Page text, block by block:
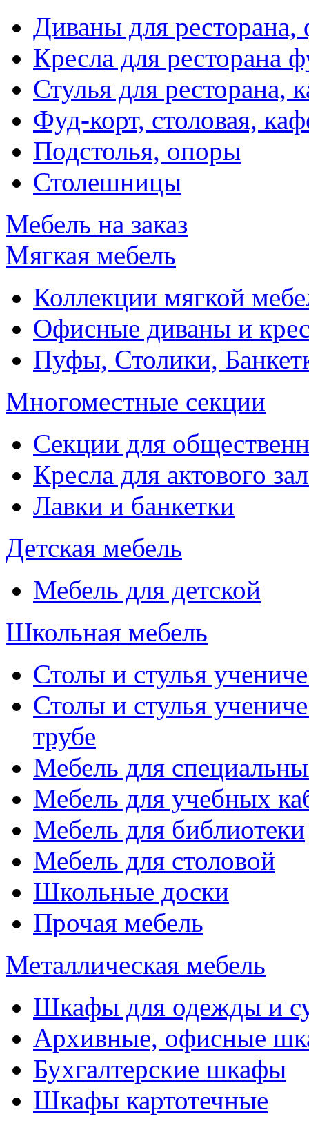
Диваны для ресторана,
Кресла для ресторана
Стулья для ресторана,
Фуд-корт, столовая,
Подстолья, опоры
Столешницы
Мебель на заказ
Мягкая мебель
Коллекции мягкой
Офисные диваны и
Пуфы, Столики,
Многоместные секции
Секции для
Кресла для актового
Лавки и банкетки
Детская мебель
Мебель для детской
Школьная мебель
Столы и стулья
Столы и стулья
трубе
Мебель для
Мебель для учебных
Мебель для библиотеки
Мебель для столовой
Школьные доски
Прочая мебель
Металлическая мебель
Шкафы для одежды и
Архивные, офисные
Бухгалтерские шкафы
Шкафы картотечные